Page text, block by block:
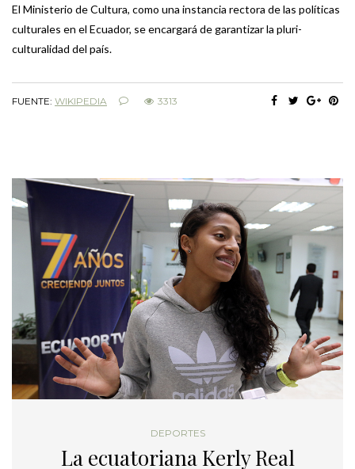
El Ministerio de Cultura, como una instancia rectora de las políticas
culturales en el Ecuador, se encargará de garantizar la pluri-
culturalidad del país.
FUENTE: WIKIPEDIA 3313
DEPORTES
La ecuatoriana Kerly Real